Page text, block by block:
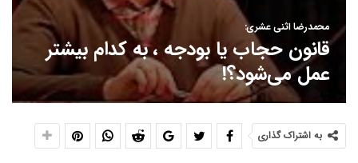
محمدرضا اثنی عشری:
قانون حجاب یا بودجه ، به کدام بیشتر
عمل می‌شود؟!
به اشتراک گذاری